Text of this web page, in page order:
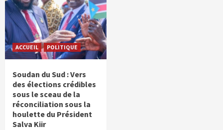
ACCUEIL POLITIQUE
Soudan du Sud : Vers
des élections crédibles
sous le sceau de la
réconciliation sous la
houlette du Président
Salva Kiir